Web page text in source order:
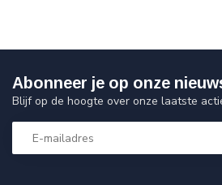
Abonneer je op onze
Blijf op de hoogte over onze laatste